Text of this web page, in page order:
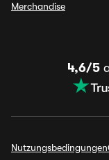
Merchandise
4,6/5
Nutzungsbedingungen